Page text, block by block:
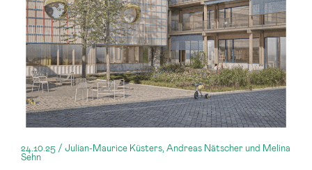
24.10.25 / Julian-Maurice Küsters, Andreas Nätscher und Melina
Sehn